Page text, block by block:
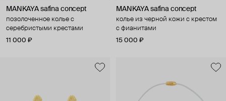
MANKAYA safina concept
позолоченное колье с
серебристыми крестами
11 000 ₽
MANKAYA safina concept
колье из черной кожи с крестом
с фианитами
15 000 ₽